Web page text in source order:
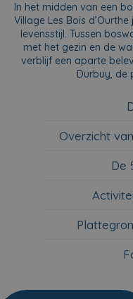
In het midden van een
Village Les Bois
levensstijl. Tussen
met het gezin en de
verblijf een aparte
Durbuy, de
Overzicht
De